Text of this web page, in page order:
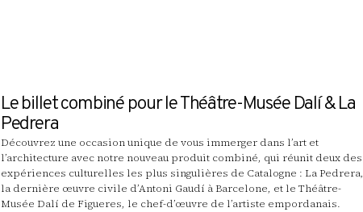
Le billet combiné pour le Théâtre-Musée Dalí & La
Pedrera
Découvrez une occasion unique de vous immerger dans l’art et
l’architecture avec notre nouveau produit combiné, qui réunit deux des
expériences culturelles les plus singulières de Catalogne : La Pedrera,
la dernière œuvre civile d’Antoni Gaudí à Barcelone, et le Théâtre-
Musée Dalí de Figueres, le chef-d’œuvre de l’artiste empordanais.